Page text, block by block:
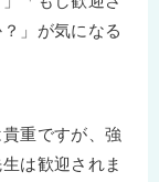
」が気になる
重ですが、強
は歓迎されま